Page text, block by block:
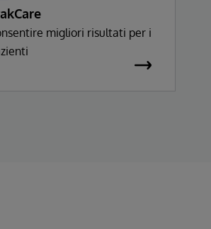
migliori risultati per i